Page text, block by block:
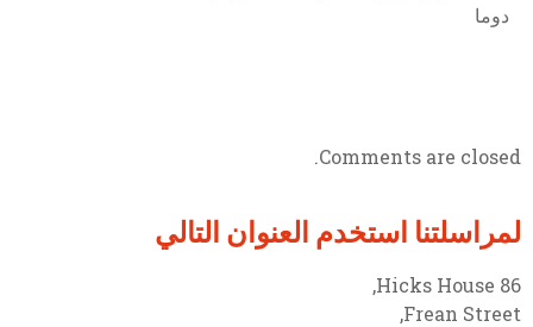
دوما
Comments are closed.
لمراسلتنا استخدم العنوان التالي
86 Hicks House,
Frean Street,